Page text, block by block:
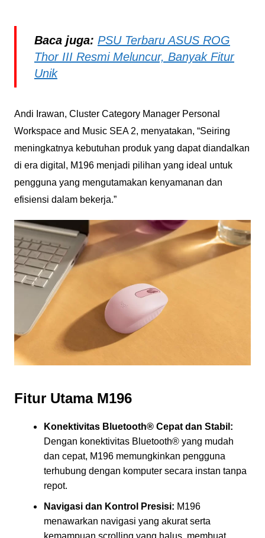
Baca juga: PSU Terbaru ASUS ROG
Thor III Resmi Meluncur, Banyak Fitur
Unik
Andi Irawan, Cluster Category Manager Personal
Workspace and Music SEA 2, menyatakan, “Seiring
meningkatnya kebutuhan produk yang dapat diandalkan
di era digital, M196 menjadi pilihan yang ideal untuk
pengguna yang mengutamakan kenyamanan dan
efisiensi dalam bekerja.”
Fitur Utama M196
Konektivitas Bluetooth® Cepat dan Stabil:
Dengan konektivitas Bluetooth® yang mudah
dan cepat, M196 memungkinkan pengguna
terhubung dengan komputer secara instan tanpa
repot.
Navigasi dan Kontrol Presisi: M196
menawarkan navigasi yang akurat serta
kemampuan scrolling yang halus, membuat